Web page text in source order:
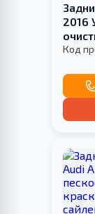
2016
Код